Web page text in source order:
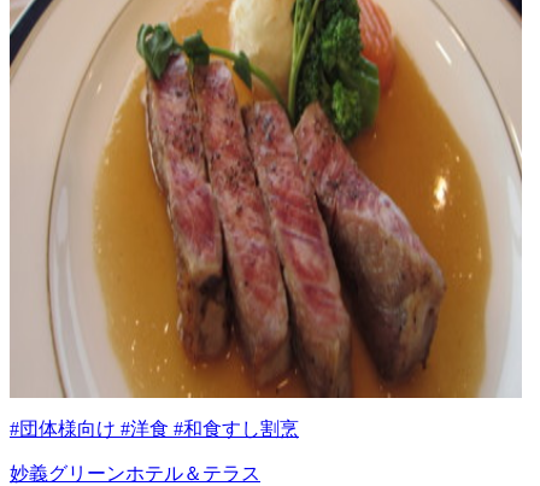
#団体様向け #洋食 #和食すし割烹
妙義グリーンホテル＆テラス